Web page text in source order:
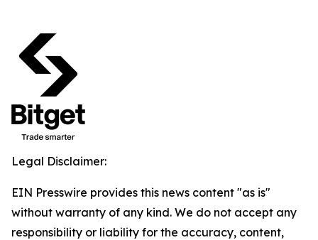
Legal Disclaimer:
EIN Presswire provides this news content "as is"
without warranty of any kind. We do not accept any
responsibility or liability for the accuracy, content,